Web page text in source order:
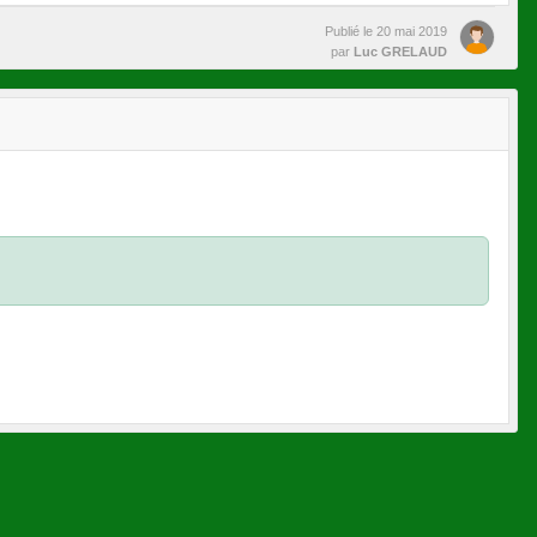
Publié le 20 mai 2019
par Luc GRELAUD